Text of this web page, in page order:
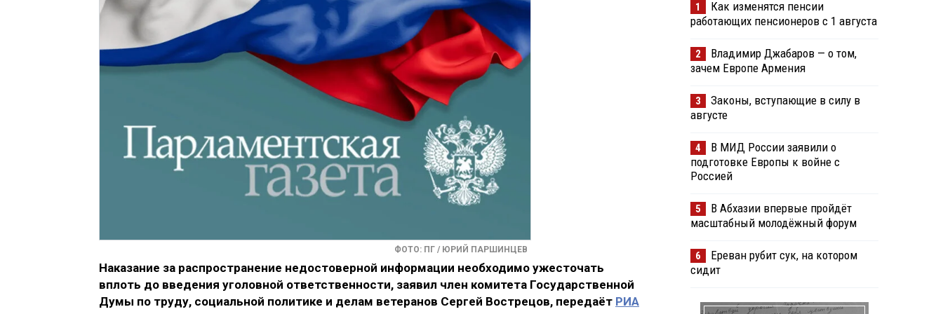
ФОТО: ПГ / ЮРИЙ ПАРШИНЦЕВ
Наказание за распространение недостоверной информации необходимо ужесточать
вплоть до введения уголовной ответственности, заявил член комитета Государственной
Думы по труду, социальной политике и делам ветеранов Сергей Вострецов, передаёт РИА
1
Как изменятся пенсии
работающих пенсионеров с 1 августа
2
Владимир Джабаров — о том,
зачем Европе Армения
3
Законы, вступающие в силу в
августе
4
В МИД России заявили о
подготовке Европы к войне с
Россией
5
В Абхазии впервые пройдёт
масштабный молодёжный форум
6
Ереван рубит сук, на котором
сидит